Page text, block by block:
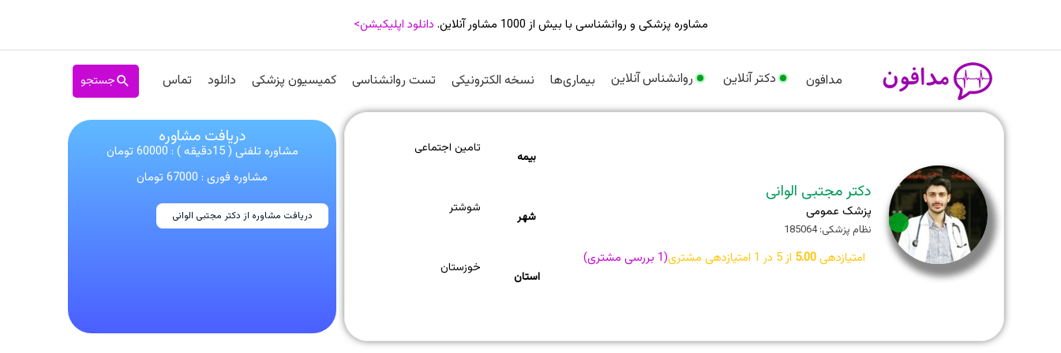
مشاوره پزشکی و روانشناسی با بیش از 1000 مشاور آنلاین. دانلود اپلیکیشن>
مدافون دکتر آنلاین روانشناس آنلاین بیماری‌ها نسخه الکترونیکی تست روانشناسی کمیسیون پزشکی دانلود تماس جستجو
آنلاین
دکتر مجتبی الوانی
پزشک عمومی
نظام پزشکی: 185064
امتیازدهی5.00 از 5 در 1 امتیازدهی مشتری(
1 بررسی مشتری)
بیمه
تامین اجتماعی
شهر
شوشتر
استان
خوزستان
دریافت مشاوره
مشاوره تلفنی ( 15دقیقه ) : 60000 تومان
مشاوره فوری : 67000 تومان
دریافت مشاوره از دکتر مجتبی الوانی